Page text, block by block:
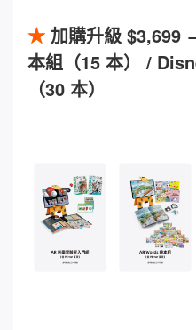
★ 加購升級 $3,699
本組（15 本） /
（30 本）